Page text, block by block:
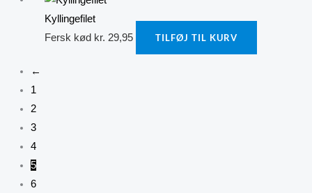
Kyllingefilet
Fersk kød kr. 29,95 TILFØJ TIL KURV
←
1
2
3
4
5
6